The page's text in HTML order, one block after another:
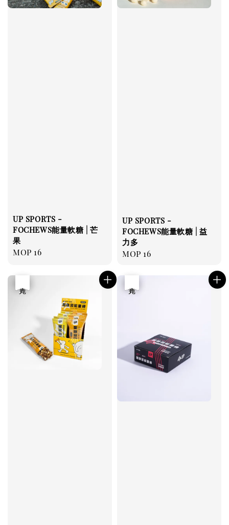
UP SPORTS -
FOCHEWS能量軟糖 | 芒
果
Regular
MOP 16
UP SPORTS -
FOCHEWS能量軟糖 | 益
力多
Regular
MOP 16